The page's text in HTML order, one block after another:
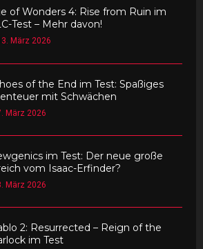
of Wonders 4: Rise from Ruin im
Test – Mehr davon!
März 2026
of the End im Test: Spaßiges
mit Schwächen
März 2026
im Test: Der neue große
vom Isaac-Erfinder?
März 2026
2: Resurrected – Reign of the
im Test